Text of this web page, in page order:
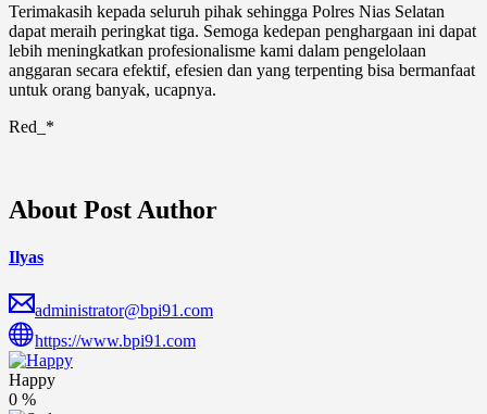
Terimakasih kepada seluruh pihak sehingga Polres Nias Selatan
dapat meraih peringkat tiga. Semoga kedepan penghargaan ini dapat
lebih meningkatkan profesionalisme kami dalam pengelolaan
anggaran secara efektif, efesien dan yang terpenting bisa bermanfaat
untuk orang banyak, ucapnya.
Red_*
About Post Author
Ilyas
administrator@bpi91.com
https://www.bpi91.com
Happy
0 %